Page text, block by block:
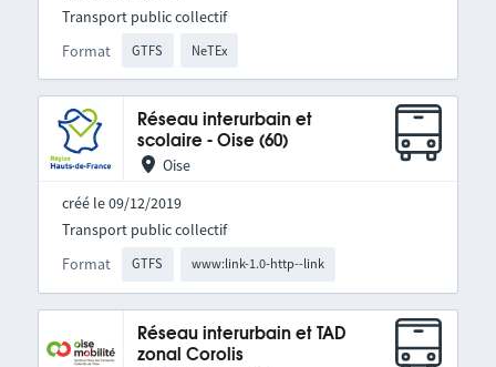
Format GTFS NeTEx
Transport public collectif
Réseau interurbain et
scolaire - Oise (60)
Oise
créé le 09/12/2019
Format GTFS www:link-1.0-http--link
Transport public collectif
Réseau interurbain et TAD
zonal Corolis